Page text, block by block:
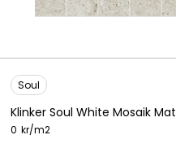
Soul
Klinker Soul White Mosaik
0 kr/m2